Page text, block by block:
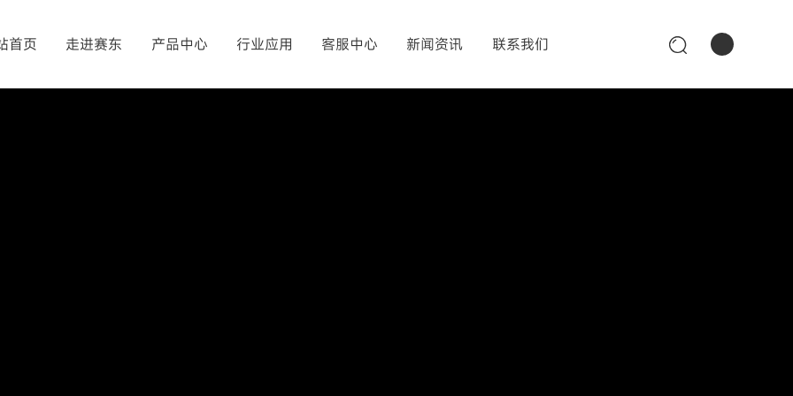
首页 走进赛东 产品中心 行业应用 客服中心 新闻资讯 联系我们